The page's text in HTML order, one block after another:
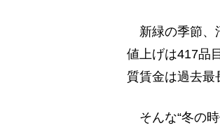
新緑の季節、
値上げは417品
質賃金は過去最
そんな“冬の